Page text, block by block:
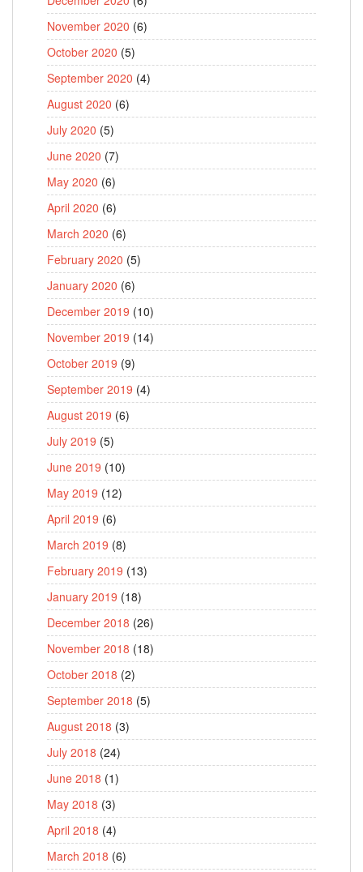
November 2020 (6)
October 2020 (5)
September 2020 (4)
August 2020 (6)
July 2020 (5)
June 2020 (7)
May 2020 (6)
April 2020 (6)
March 2020 (6)
February 2020 (5)
January 2020 (6)
December 2019 (10)
November 2019 (14)
October 2019 (9)
September 2019 (4)
August 2019 (6)
July 2019 (5)
June 2019 (10)
May 2019 (12)
April 2019 (6)
March 2019 (8)
February 2019 (13)
January 2019 (18)
December 2018 (26)
November 2018 (18)
October 2018 (2)
September 2018 (5)
August 2018 (3)
July 2018 (24)
June 2018 (1)
May 2018 (3)
April 2018 (4)
March 2018 (6)